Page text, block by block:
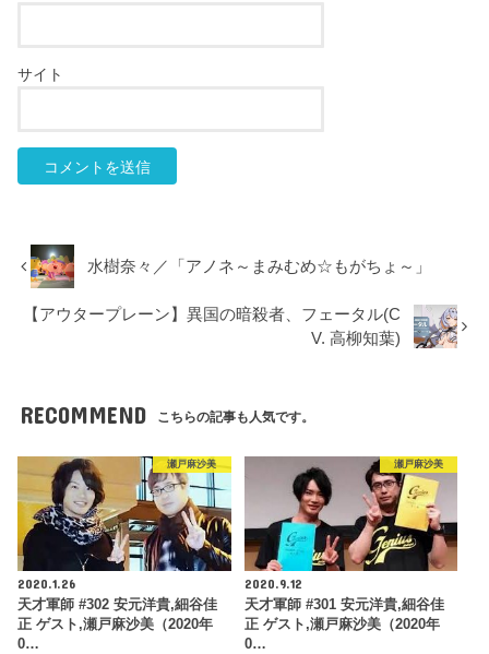
サイト
水樹奈々／「アノネ～まみむめ☆もがちょ～」
【アウタープレーン】異国の暗殺者、フェータル(C
V. 高柳知葉)
RECOMMEND こちらの記事も人気です。
瀬戸麻沙美
2020.1.26
天才軍師 #302 安元洋貴,細谷佳
正 ゲスト,瀬戸麻沙美（2020年
0…
瀬戸麻沙美
2020.9.12
天才軍師 #301 安元洋貴,細谷佳
正 ゲスト,瀬戸麻沙美（2020年
0…